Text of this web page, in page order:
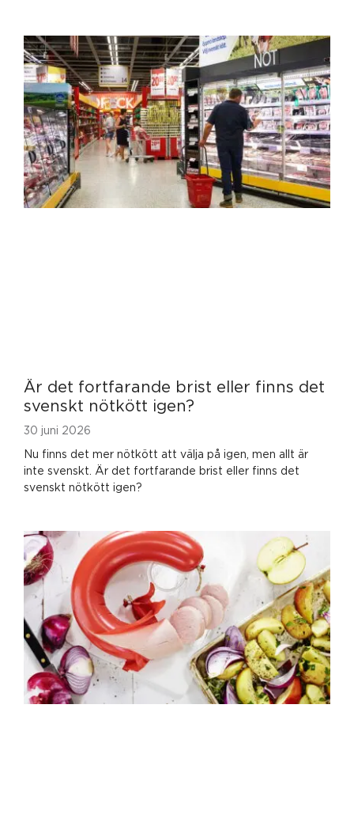
Är det fortfarande brist eller finns det
svenskt nötkött igen?
30 juni 2026
Nu finns det mer nötkött att välja på igen, men allt är
inte svenskt. Är det fortfarande brist eller finns det
svenskt nötkött igen?